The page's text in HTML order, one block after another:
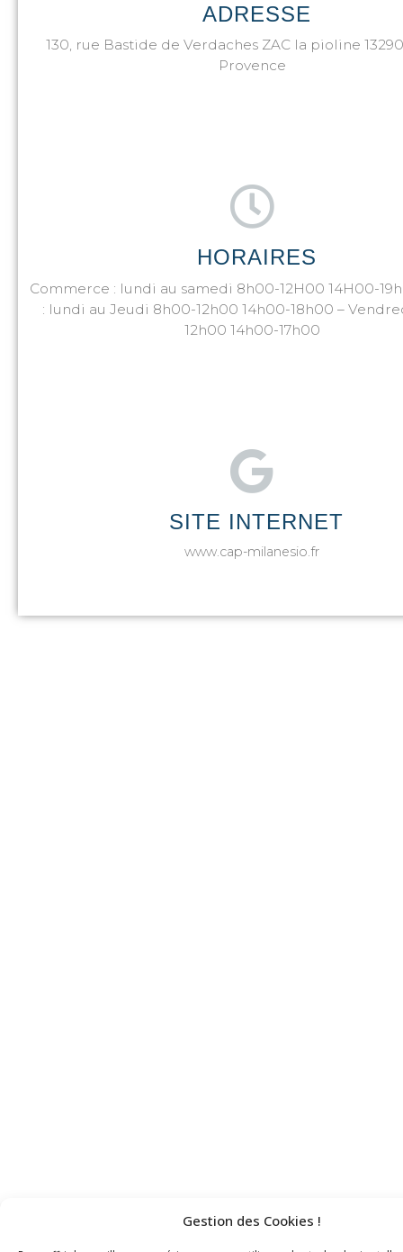
Gestion des Cookies !
ADRESSE
130, rue Bastide de Verdaches ZAC la pioline
Provence
HORAIRES
Commerce : lundi au samedi 8h00-12H00 14H00-
: lundi au Jeudi 8h00-12h00 14h00-18h00 –
12h00 14h00-17h00
SITE INTERNET
www.cap-milanesio.fr